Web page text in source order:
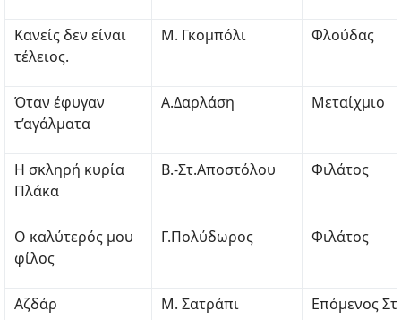
Κανείς δεν είναι
τέλειος.
Μ. Γκομπόλι Φλούδας
Όταν έφυγαν
τ’αγάλματα
Α.Δαρλάση Μεταίχμιο
Η σκληρή κυρία
Πλάκα
Β.-Στ.Αποστόλου Φιλάτος
Ο καλύτερός μου
φίλος
Γ.Πολύδωρος Φιλάτος
Αζδάρ Μ. Σατράπι Επόμενος